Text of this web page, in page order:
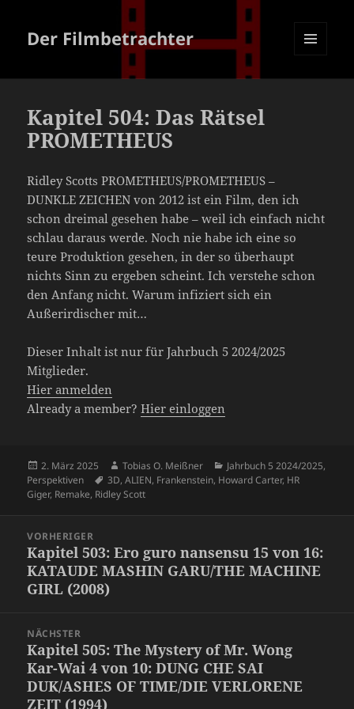
Der Filmbetrachter
Kapitel 504: Das Rätsel
PROMETHEUS
Ridley Scotts PROMETHEUS/PROMETHEUS –
DUNKLE ZEICHEN von 2012 ist ein Film, den ich
schon dreimal gesehen habe – weil ich einfach nicht
schlau daraus werde. Noch nie habe ich eine so
teure Produktion gesehen, in der so überhaupt
nichts Sinn zu ergeben scheint. Ich verstehe schon
den Anfang nicht. Warum infiziert sich ein
Außerirdischer mit…
Dieser Inhalt ist nur für Jahrbuch 5 2024/2025
Mitglieder.
Hier anmelden
Already a member?Hier einloggen
Veröffentlicht
am
2. März 2025 Autor
Tobias O. Meißner Kategorien
Jahrbuch 5 2024/2025,
Perspektiven
Schlagwörter
3D,ALIEN, Frankenstein, Howard Carter, HR
Giger, Remake, Ridley Scott
VORHERIGER
Vorheriger
Beitrag:
Kapitel 503: Ero guro nansensu 15 von 16:
KATAUDE MASHIN GARU/THE MACHINE
GIRL (2008)
NÄCHSTER
Nächster
Beitrag:
Kapitel 505: The Mystery of Mr. Wong
Kar-Wai 4 von 10: DUNG CHE SAI
DUK/ASHES OF TIME/DIE VERLORENE
ZEIT (1994)